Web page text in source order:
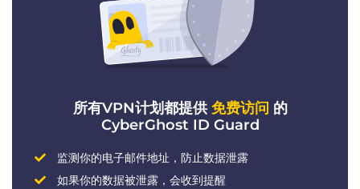
所有VPN计划都提供免费访问 的
CyberGhost ID Guard
监测你的电子邮件地址，防止数据泄露
如果你的数据被泄露，会收到提醒